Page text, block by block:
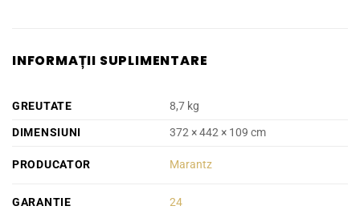
INFORMAȚII SUPLIMENTARE
GREUTATE
8,7 kg
DIMENSIUNI
372 × 442 × 109 cm
PRODUCATOR Marantz
GARANTIE 24